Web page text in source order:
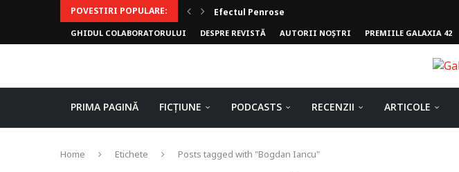
POVESTIRI POPULARE: Efectul Penrose
GHIDUL COLABORATORULUI DESPRE REVISTĂ AUTORII NOȘTRI PREMIILE GALAXIA 42
PRIMA PAGINĂ FICȚIUNE PODCASTS RECENZII ARTICOLE
Home Etichete Posts tagged with "Bogdan Iancu"